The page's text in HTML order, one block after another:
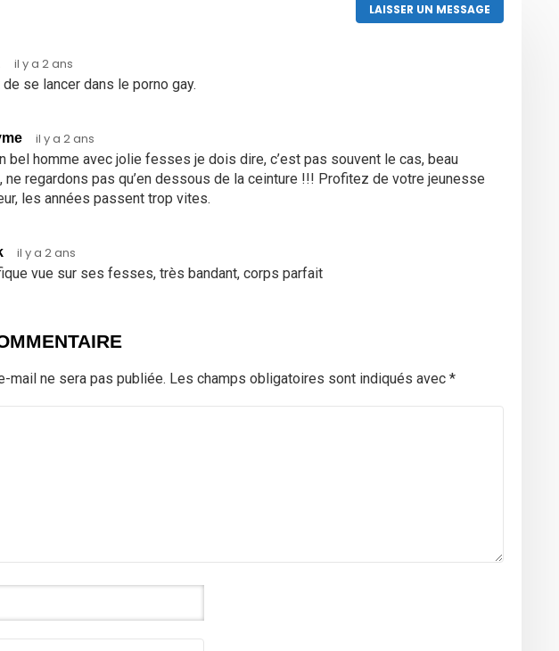
LAISSER UN MESSAGE
il y a 2 ans
de se lancer dans le porno gay.
il y a 2 ans
bel homme avec jolie fesses je dois dire, c’est pas souvent le cas, beau
ne regardons pas qu’en dessous de la ceinture !!! Profitez de votre jeunesse
les années passent trop vites.
il y a 2 ans
vue sur ses fesses, très bandant, corps parfait
mail ne sera pas publiée. Les champs obligatoires sont indiqués avec *